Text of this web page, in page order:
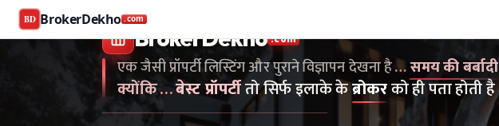
BD BrokerDekho .com
Buy and rent property in Ghaziabad — mobile-verified brokers on Broker Dekho
BrokerDekho .com
एक जैसी प्रॉपर्टी लिस्टिंग और पुराने विज्ञापन देखना है…समय की बर्बादी
क्योंकि…बेस्ट प्रॉपर्टीतो सिर्फ इलाके केब्रोकरको ही पता होती है